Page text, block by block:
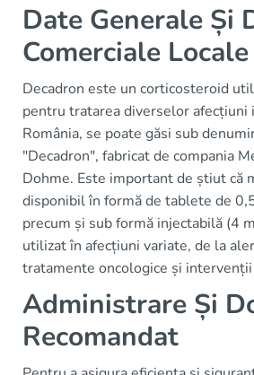
Date Generale Și
Comerciale Locale
Decadron este un corticosteroid
pentru tratarea diverselor afecțiuni
România, se poate găsi sub
"Decadron", fabricat de compania
Dohme. Este important de știut că
disponibil în formă de tablete de
precum și sub formă injectabilă (4
utilizat în afecțiuni variate, de la
tratamente oncologice și
Administrare Și
Recomandat